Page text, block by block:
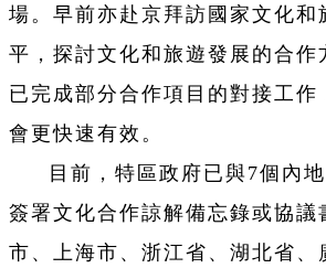
場。早前亦赴京拜訪國家文化和
平，探討文化和旅遊發展的合作
已完成部分合作項目的對接工作
會更快速有效。
目前，特區政府已與7個內
簽署文化合作諒解備忘錄或協議
市、上海市、浙江省、湖北省、